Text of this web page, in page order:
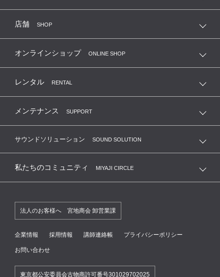
店舗 SHOP
オンラインショップ ONLINE SHOP
レンタル RENTAL
メンテナンス SUPPORT
サウンドソリューション SOUND SOLUTION
私たちのコミュニティ MIYAJI CIRCLE
法人のお客様へ 宮地商会 卸営業課
企業情報 採用情報 講師連絡帳 プライバシーポリシー
お問い合わせ
東京都公安委員会古物商許可番号301029702025